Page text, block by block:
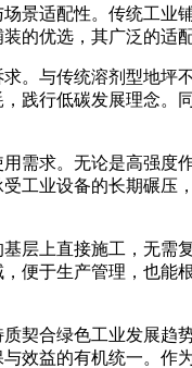
景适配性。传统工
优选，其广泛的适
。与传统溶剂型地
践行低碳发展理念
需求。无论是高强
工业设备的长期碾
层上直接施工，无
便于生产管理，也
契合绿色工业发展
效益的有机统一。